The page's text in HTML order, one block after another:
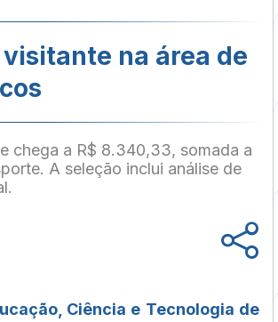
na área de
chega a R$ 8.340,33, somada a
A seleção inclui análise de
Ciência e Tecnologia de